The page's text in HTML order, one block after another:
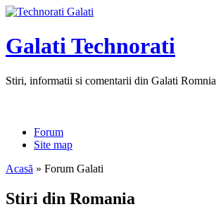
Galati Technorati
Stiri, informatii si comentarii din Galati Romnia
Forum
Site map
Acasă » Forum Galati
Stiri din Romania